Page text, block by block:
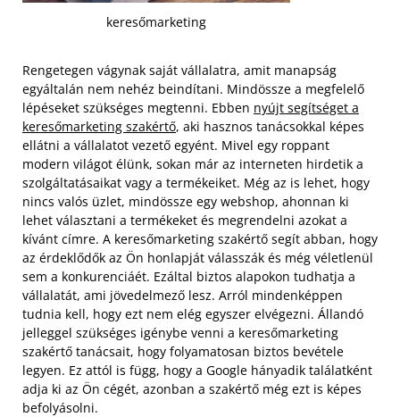
keresőmarketing
Rengetegen vágynak saját vállalatra, amit manapság
egyáltalán nem nehéz beindítani. Mindössze a megfelelő
lépéseket szükséges megtenni. Ebben nyújt segítséget a
keresőmarketing szakértő, aki hasznos tanácsokkal képes
ellátni a vállalatot vezető egyént. Mivel egy roppant
modern világot élünk, sokan már az interneten hirdetik a
szolgáltatásaikat vagy a termékeiket. Még az is lehet, hogy
nincs valós üzlet, mindössze egy webshop, ahonnan ki
lehet választani a termékeket és megrendelni azokat a
kívánt címre. A keresőmarketing szakértő segít abban, hogy
az érdeklődők az Ön honlapját válasszák és még véletlenül
sem a konkurenciáét. Ezáltal biztos alapokon tudhatja a
vállalatát, ami jövedelmező lesz. Arról mindenképpen
tudnia kell, hogy ezt nem elég egyszer elvégezni. Állandó
jelleggel szükséges igénybe venni a keresőmarketing
szakértő tanácsait, hogy folyamatosan biztos bevétele
legyen. Ez attól is függ, hogy a Google hányadik találatként
adja ki az Ön cégét, azonban a szakértő még ezt is képes
befolyásolni.